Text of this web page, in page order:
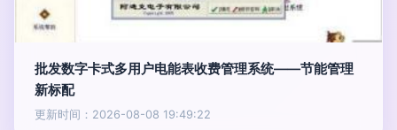
批发数字卡式多用户电能表收费管理系统——节能管理
新标配
更新时间：2026-08-08 19:49:22